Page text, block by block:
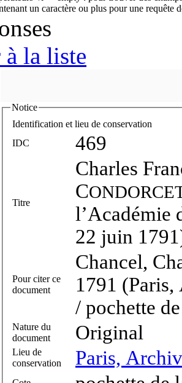
la liste
Notice
Identification et lieu de conservation
IDC
469
Titre
Charles
C
l’Académie
22 juin
Pour citer ce
document
Chancel,
1791 (Paris,
/ pochette
Nature du
document
Original
Lieu de
conservation
Paris,